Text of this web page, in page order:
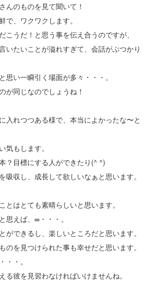
んのものを見て聞いて！
で、ワクワクします。
こうだ！と思う事を伝え合うのですが、
いたいことが溢れすぎて、会話がぶつかり
思い一瞬引く場面が多々・・・。
が同じなのでしょうね！
入れつつある様で、本当によかったな〜と
気もします。
？目標にする人ができたり(^ ^)
吸収し、成長して欲しいなぁと思います。
とはとても素晴らしいと思います。
思えば、∞・・・。
ができるし、楽しいところだと思います。
のを見つけられた事も幸せだと思います。
・・。
る彼を見習わなければいけませんね。